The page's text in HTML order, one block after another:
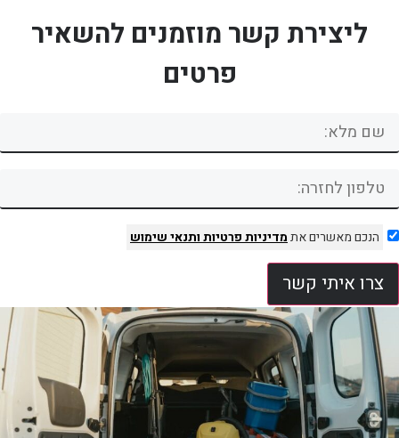
ליצירת קשר מוזמנים להשאיר
פרטים
הנכם מאשרים אתמדיניות פרטיותותנאי שימוש
צרו איתי קשר